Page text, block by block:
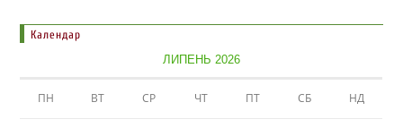
Календар
ЛИПЕНЬ 2026
ПН ВТ СР ЧТ ПТ СБ НД